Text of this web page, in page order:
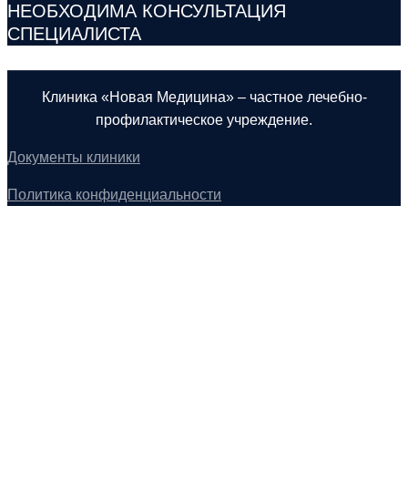
НЕОБХОДИМА КОНСУЛЬТАЦИЯ
СПЕЦИАЛИСТА
Клиника «Новая Медицина» – частное лечебно-
профилактическое учреждение.
Документы клиники
Политика конфиденциальности